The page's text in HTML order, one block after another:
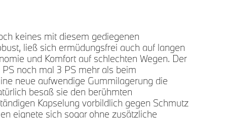
keines mit diesem gediegenen
ließ sich ermüdungsfrei auch auf langen
und Komfort auf schlechten Wegen. Der
noch mal 3 PS mehr als beim
neue aufwendige Gummilagerung die
besaß sie den berühmten
Kapselung vorbildlich gegen Schmutz
eignete sich sogar ohne zusätzliche